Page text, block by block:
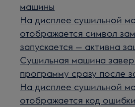
машины
На дисплее сушильной
отображается символ
запускается — активна
Сушильная машина
программу сразу после
На дисплее сушильной
отображается код